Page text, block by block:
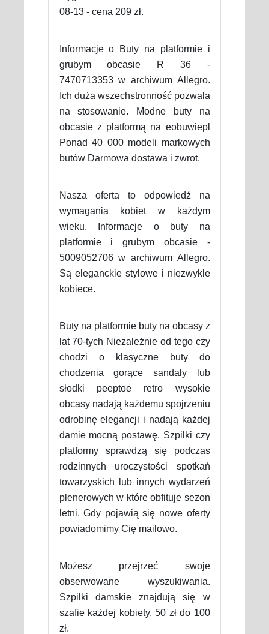
08-13 - cena 209 zł.
Informacje o Buty na platformie i
grubym obcasie R 36 -
7470713353 w archiwum Allegro.
Ich duża wszechstronność pozwala
na stosowanie. Modne buty na
obcasie z platformą na eobuwiepl
Ponad 40 000 modeli markowych
butów Darmowa dostawa i zwrot.
Nasza oferta to odpowiedź na
wymagania kobiet w każdym
wieku. Informacje o buty na
platformie i grubym obcasie -
5009052706 w archiwum Allegro.
Są eleganckie stylowe i niezwykle
kobiece.
Buty na platformie buty na obcasy z
lat 70-tych Niezależnie od tego czy
chodzi o klasyczne buty do
chodzenia gorące sandały lub
słodki peeptoe retro wysokie
obcasy nadają każdemu spojrzeniu
odrobinę elegancji i nadają każdej
damie mocną postawę. Szpilki czy
platformy sprawdzą się podczas
rodzinnych uroczystości spotkań
towarzyskich lub innych wydarzeń
plenerowych w które obfituje sezon
letni. Gdy pojawią się nowe oferty
powiadomimy Cię mailowo.
Możesz przejrzeć swoje
obserwowane wyszukiwania.
Szpilki damskie znajdują się w
szafie każdej kobiety. 50 zł do 100
zł.